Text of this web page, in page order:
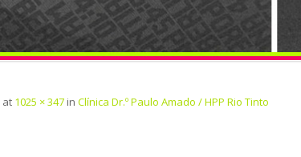
at 1025 × 347 in Clínica Dr.º Paulo Amado / HPP Rio Tinto